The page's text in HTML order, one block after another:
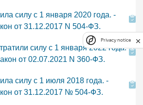
силу с 1 января 2020 года. -
от 31.12.2017 N 504-ФЗ.
силу с 1 января 2022 года.
от 02.07.2021 N 360-ФЗ.
силу с 1 июля 2018 года. -
от 31.12.2017 № 504-ФЗ.
Privacy notice